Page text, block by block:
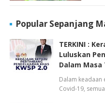
Popular Sepanjang
TERKINI :
Luluskan
Dalam
Dalam keadaan
Covid-19,